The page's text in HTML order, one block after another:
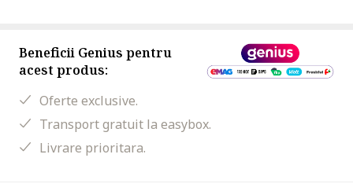
Beneficii Genius pentru
acest produs:
Oferte exclusive.
Transport gratuit la easybox.
Livrare prioritara.